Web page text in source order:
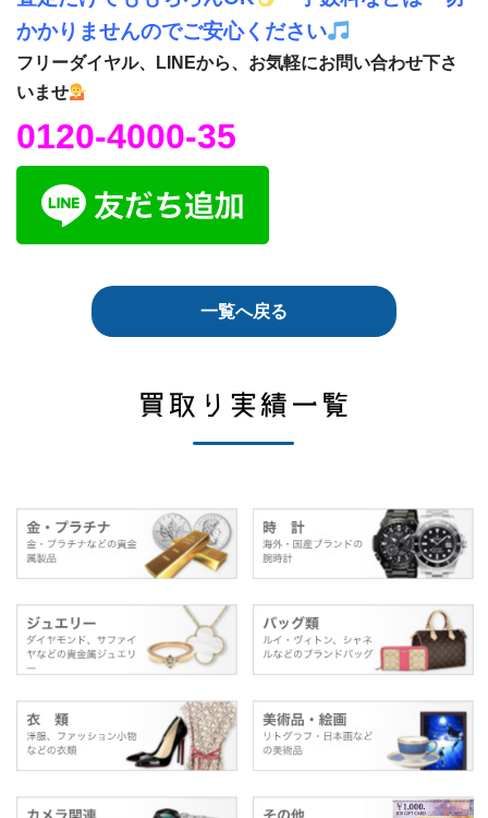
かかりませんのでご安心ください
フリーダイヤル、LINEから、お気軽にお問い合わせ下さ
いませ
0120-4000-35
一覧へ戻る